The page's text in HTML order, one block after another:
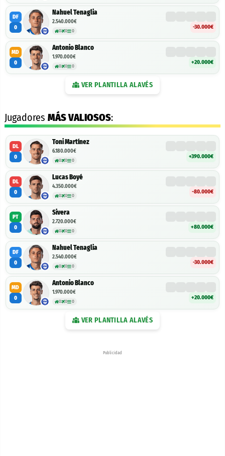
DF
0
Nahuel Tenaglia
2.540.000€
0 0 0
-30.000€
MD
0
Antonio Blanco
1.970.000€
0 0 0
+20.000€
VER PLANTILLA ALAVÉS
Jugadores MÁS VALIOSOS:
DL
0
Toni Martínez
6.180.000€
0 0 0
+390.000€
DL
0
Lucas Boyé
4.350.000€
0 0 0
-80.000€
PT
0
Sivera
2.720.000€
0 0 0
+80.000€
DF
0
Nahuel Tenaglia
2.540.000€
0 0 0
-30.000€
MD
0
Antonio Blanco
1.970.000€
0 0 0
+20.000€
VER PLANTILLA ALAVÉS
Publicidad